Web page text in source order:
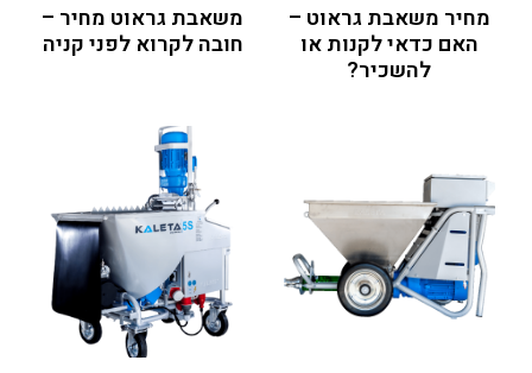
מחיר משאבת גראוט –
האם כדאי לקנות או
להשכיר?
משאבת גראוט מחיר –
חובה לקרוא לפני קניה